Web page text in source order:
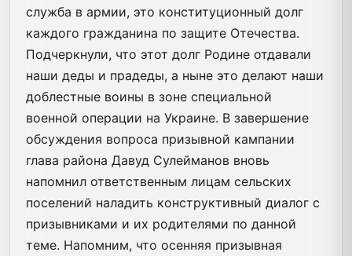
служба в армии, это конституционный долг
каждого гражданина по защите Отечества.
Подчеркнули, что этот долг Родине отдавали
наши деды и прадеды, а ныне это делают наши
доблестные воины в зоне специальной
военной операции на Украине. В завершение
обсуждения вопроса призывной кампании
глава района Давуд Сулейманов вновь
напомнил ответственным лицам сельских
поселений наладить конструктивный диалог с
призывниками и их родителями по данной
теме. Напомним, что осенняя призывная